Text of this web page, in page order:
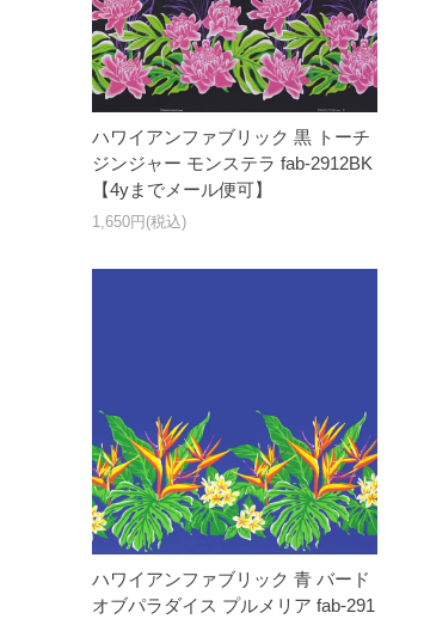
ハワイアンファブリック 黒 トーチ
ジンジャー モンステラ fab-2912BK
【4yまでメール便可】
1,650円(税込)
ハワイアンファブリック 青 バード
オブパラダイス プルメリア fab-291